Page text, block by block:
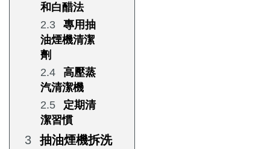
和白醋法
專用抽
油煙機清潔
劑
高壓蒸
汽清潔機
定期清
潔習慣
抽油煙機拆洗